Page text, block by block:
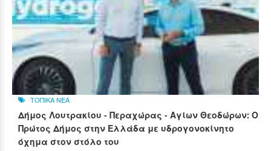
ΤΟΠΙΚΑ ΝΕΑ
Δήμος Λουτρακίου - Περαχώρας - Αγίων Θεοδώρων: Ο
Πρώτος Δήμος στην Ελλάδα με υδρογονοκίνητο
όχημα στον στόλο του